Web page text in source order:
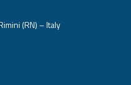
(RN) – Italy